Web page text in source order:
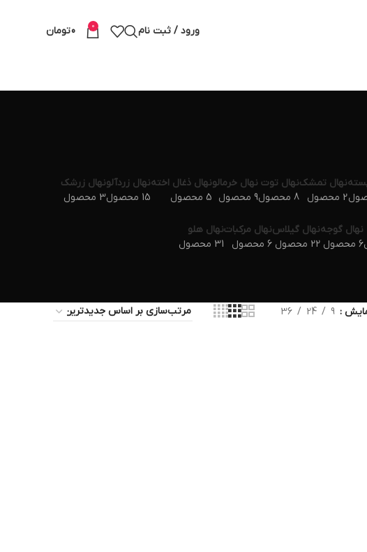
ورود / ثبت نام 0
0تومان
نهال تمشک
2 محصول
نهال توت
8 محصول
نهال خرمالو
9 محصول
نهال ذغال اخته
5 محصول
نهال زردآلو
15 محصول
نهال زرشک
3 محصول
نهال گوجه
6 محصول
نهال گیلاس
22 محصول
نهال مرکبات
6 محصول
نهال هلو
31 محصول
9
24
36